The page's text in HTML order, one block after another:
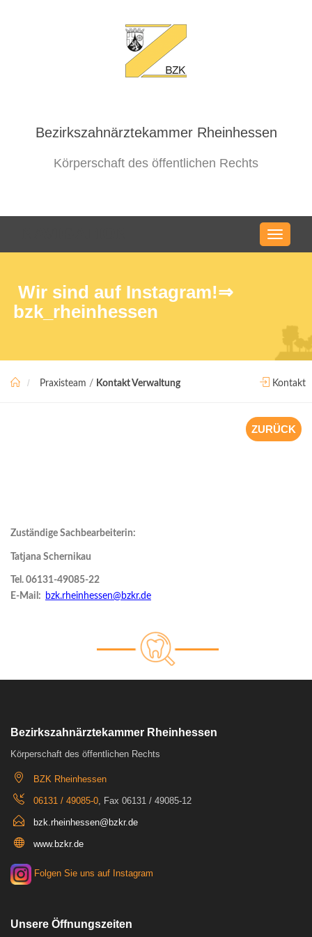
Bezirkszahnärztekammer Rheinhessen
Körperschaft des öffentlichen Rechts
Wir sind auf Instagram!⇒
bzk_rheinhessen
Praxisteam / Kontakt Verwaltung Kontakt
ZURÜCK
Zuständige Sachbearbeiterin:
Tatjana Schernikau
Tel. 06131-49085-22
E-Mail:
bzk.rheinhessen@bzkr.de
Bezirkszahnärztekammer Rheinhessen
Körperschaft des öffentlichen Rechts
BZK Rheinhessen
06131 / 49085-0 , Fax 06131 / 49085-12
bzk.rheinhessen@bzkr.de
www.bzkr.de
Folgen Sie uns auf Instagram
Unsere Öffnungszeiten